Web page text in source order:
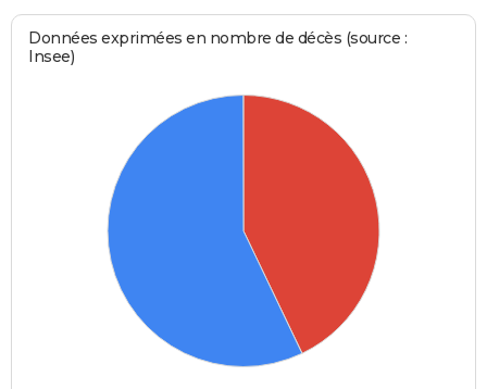
Données exprimées en nombre de décès (source :
Insee)